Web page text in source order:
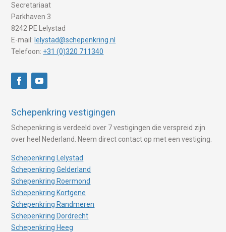
Secretariaat
Parkhaven 3
8242 PE Lelystad
E-mail: lelystad@schepenkring.nl
Telefoon: +31 (0)320 711340
Schepenkring vestigingen
Schepenkring is verdeeld over 7 vestigingen die verspreid zijn
over heel Nederland. Neem direct contact op met een vestiging.
Schepenkring Lelystad
Schepenkring Gelderland
Schepenkring Roermond
Schepenkring Kortgene
Schepenkring Randmeren
Schepenkring Dordrecht
Schepenkring Heeg